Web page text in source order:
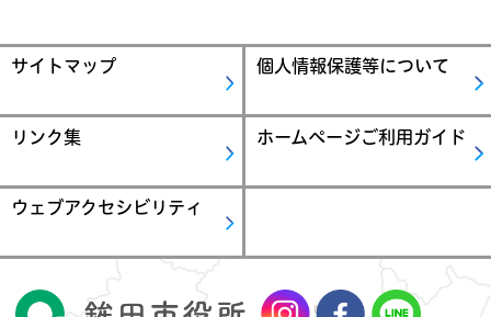
サイトマップ 個人情報保護等について
リンク集 ホームページご利用ガイド
ウェブアクセシビリティ